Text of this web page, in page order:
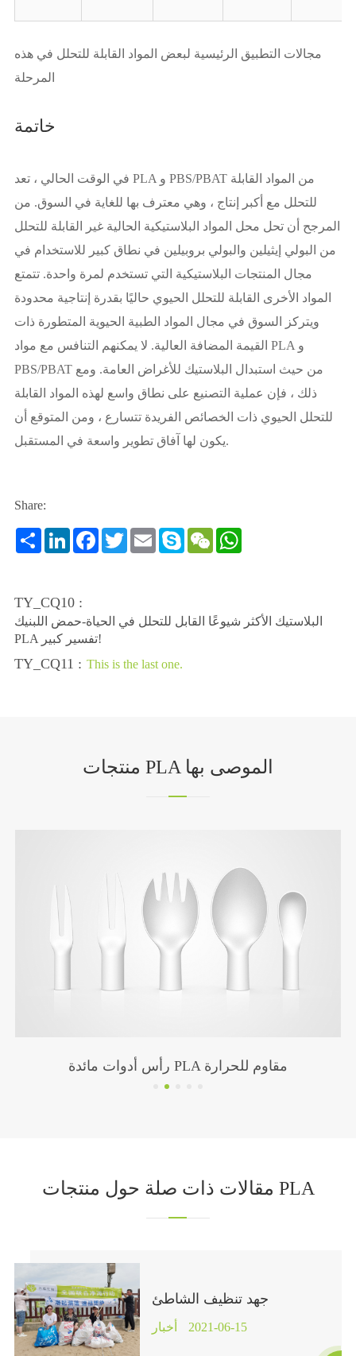
مجالات التطبيق الرئيسية لبعض المواد القابلة للتحلل في هذه
المرحلة
خاتمة
في الوقت الحالي ، تعد PLA و PBS/PBAT من المواد القابلة
للتحلل مع أكبر إنتاج ، وهي معترف بها للغاية في السوق. من
المرجح أن تحل محل المواد البلاستيكية الحالية غير القابلة للتحلل
من البولي إيثيلين والبولي بروبيلين في نطاق كبير للاستخدام في
مجال المنتجات البلاستيكية التي تستخدم لمرة واحدة. تتمتع
المواد الأخرى القابلة للتحلل الحيوي حاليًا بقدرة إنتاجية محدودة
ويتركز السوق في مجال المواد الطبية الحيوية المتطورة ذات
القيمة المضافة العالية. لا يمكنهم التنافس مع مواد PLA و
PBS/PBAT من حيث استبدال البلاستيك للأغراض العامة. ومع
ذلك ، فإن عملية التصنيع على نطاق واسع لهذه المواد القابلة
للتحلل الحيوي ذات الخصائص الفريدة تتسارع ، ومن المتوقع أن
يكون لها آفاق تطوير واسعة في المستقبل.
Share:
ShareLinkedInFacebook
TwitterEmailSkypeWeChatWhatsApp
TY_CQ10 :
البلاستيك الأكثر شيوعًا القابل للتحلل في الحياة-حمض اللبنيك
PLA تفسير كبير!
TY_CQ11 : This is the last one.
منتجات PLA الموصى بها
أكواب باردة قابلة للتحلل الحيوي
مقالات ذات صلة حول منتجات PLA
جهد تنظيف الشاطئ
أخبار 2021-06-15